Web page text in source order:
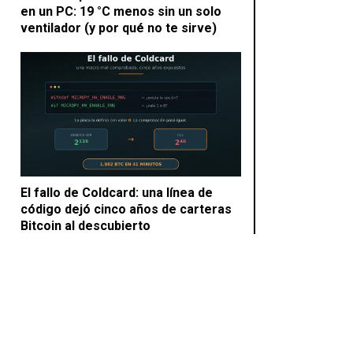
en un PC: 19 °C menos sin un solo
ventilador (y por qué no te sirve)
El fallo de Coldcard: una línea de
código dejó cinco años de carteras
Bitcoin al descubierto